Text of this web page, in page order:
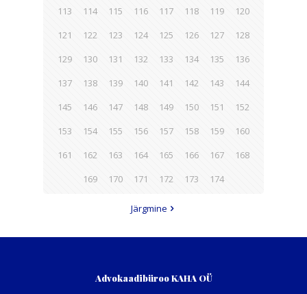
113
114 115 116 117 118 119
120
121
122 123 124 125 126 127
128
129
130 131 132 133 134 135
136
137
138 139 140 141 142 143
144
145
146 147 148 149 150 151
152
153
154 155 156 157 158 159
160
161
162 163 164 165 166 167
168
169
170 171 172 173 174
Järgmine
Advokaadibüroo KAHA OÜ